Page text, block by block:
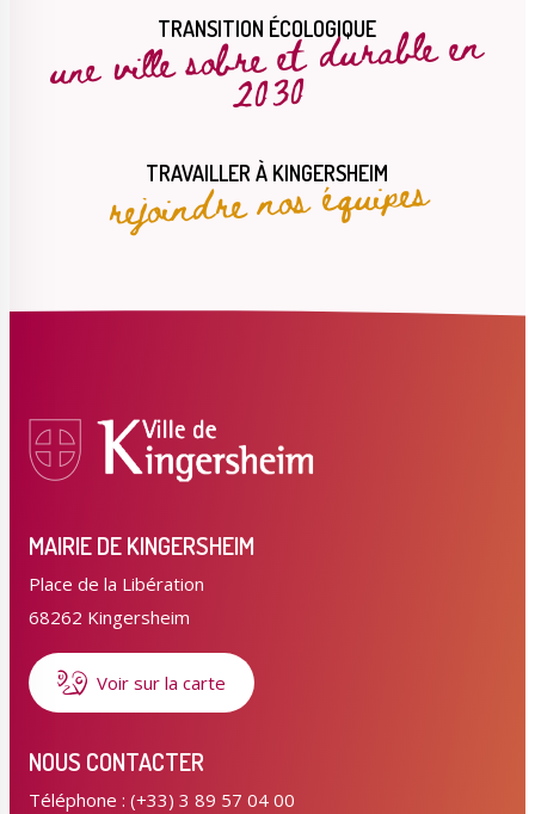
TRANSITION ÉCOLOGIQUE
une ville sobre et durable en
2030
TRAVAILLER À KINGERSHEIM
rejoindre nos équipes
MAIRIE DE KINGERSHEIM
Place de la Libération
68262 Kingersheim
Voir sur la carte
NOUS CONTACTER
Téléphone : (+33) 3 89 57 04 00